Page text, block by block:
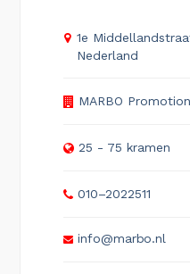
1e
Nederland
MARBO
25 - 75 kramen
010–2022511
info@marbo.nl